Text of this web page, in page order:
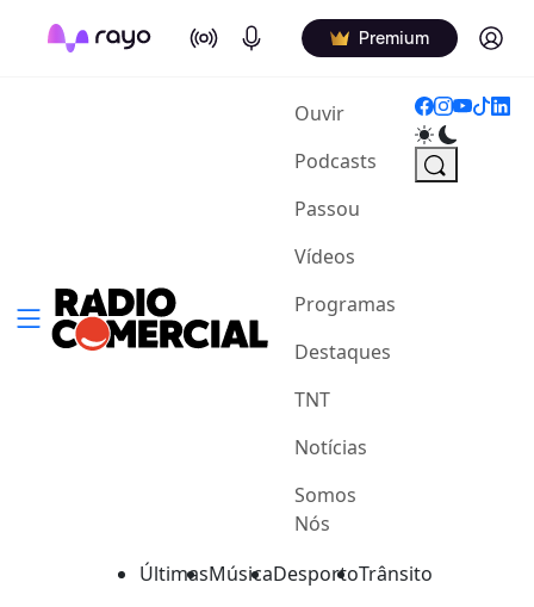
On Air Podcasts Premium Log in
Ouvir(current)
Podcasts
Passou
Vídeos
Programas
Destaques
TNT
Notícias
Somos
Nós
ÚltimasMúsicaDesportoTrânsito